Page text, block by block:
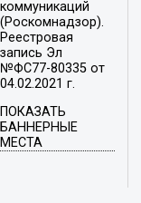
коммуникаций
(Роскомнадзор).
Реестровая
запись Эл
№ФС77-80335 от
04.02.2021 г.
ПОКАЗАТЬ
БАННЕРНЫЕ
МЕСТА